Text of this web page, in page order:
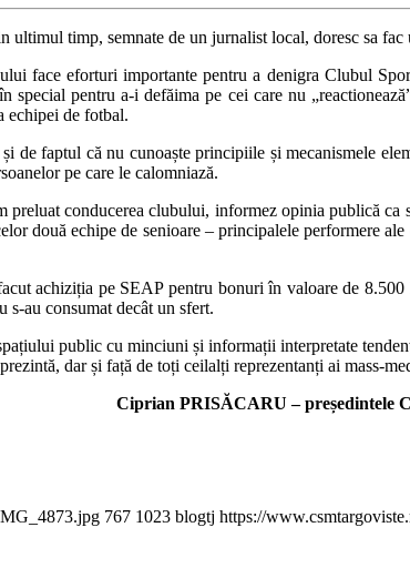
timp, semnate de un jurnalist local, doresc sa
face eforturi importante pentru a denigra Clubul
pentru a-i defăima pe cei care nu
echipei de fotbal.
de faptul că nu cunoaște principiile și mecanismele
pe care le calomniază.
preluat conducerea clubului, informez opinia publică
două echipe de senioare – principalele performere
achiziția pe SEAP pentru bonuri în valoare de
au consumat decât un sfert.
public cu minciuni și informații interpretate
dar și față de toți ceilalți reprezentanți ai mass-
Ciprian PRISĂCARU – președintele
767 1023 blogtj https://